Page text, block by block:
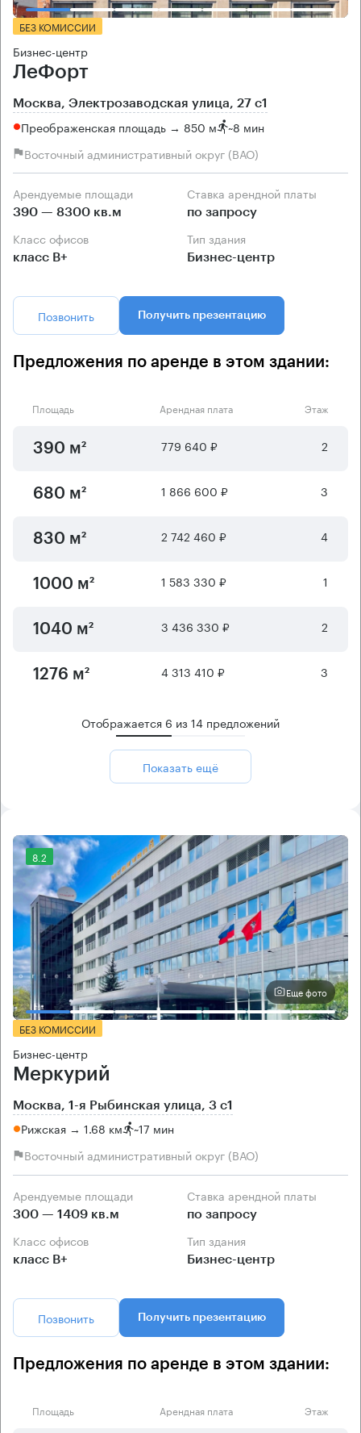
БЕЗ КОМИССИИ
Бизнес-центр
ЛеФорт
Москва, Электрозаводская улица, 27 с1
Преображенская площадь → 850 м ~8 мин
Восточный административный округ (ВАО)
Арендуемые площади
390 — 8300 кв.м
Ставка арендной платы
по запросу
Класс офисов
класс B+
Тип здания
Бизнес-центр
Позвонить Получить презентацию
Предложения по аренде в этом здании:
Площадь Арендная плата Этаж
390 м² 779 640 ₽ 2
680 м² 1 866 600 ₽ 3
830 м² 2 742 460 ₽ 4
1000 м² 1 583 330 ₽ 1
1040 м² 3 436 330 ₽ 2
1276 м² 4 313 410 ₽ 3
Отображается 6 из14 предложений
Показать ещё
8.2
Еще фото
БЕЗ КОМИССИИ
Бизнес-центр
Меркурий
Москва, 1-я Рыбинская улица, 3 с1
Рижская → 1.68 км ~17 мин
Восточный административный округ (ВАО)
Арендуемые площади
300 — 1409 кв.м
Ставка арендной платы
по запросу
Класс офисов
класс B+
Тип здания
Бизнес-центр
Позвонить Получить презентацию
Предложения по аренде в этом здании:
Площадь Арендная плата Этаж